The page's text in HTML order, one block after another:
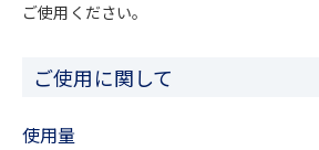
ご使用ください。
ご使用に関して
使用量